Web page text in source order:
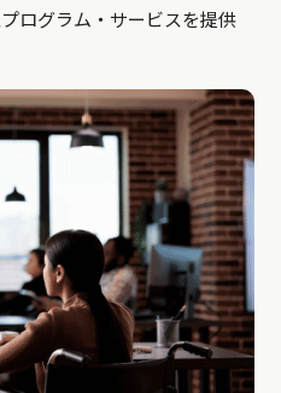
ログラム・サービスを提供